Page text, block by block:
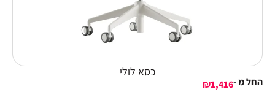
כסא לולי
החל מ - ₪1,416